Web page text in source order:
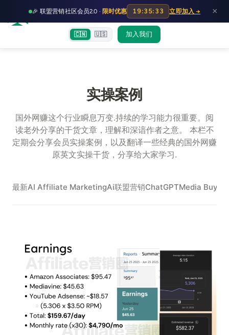
🎉 联盟营销社区会员2.0 · 限时优惠 19:35:32 立即加入 → ×
富裕者联盟 首页文章训练营
HOT
出海教程 认知偏差指南社群交流
🇨🇳 🇺🇸 加入我们
实操案例
国外网赚这个行业瞬息万变.持续的学习能力很重要。阅
读老外分享的干货文章，理解和深谙作者之意。 本栏不
定期会分享会员实操案例，以及翻译一些经典的国外网赚
原英文实操干货，分享给大家学习.
最新AI Affiliate MarketingAi联盟营销ChatGPTMedia Buy